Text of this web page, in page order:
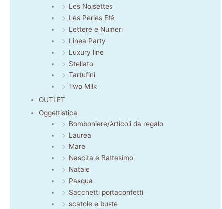
Les Noisettes
Les Perles Eté
Lettere e Numeri
Linea Party
Luxury line
Stellato
Tartufini
Two Milk
OUTLET
Oggettistica
Bomboniere/Articoli da regalo
Laurea
Mare
Nascita e Battesimo
Natale
Pasqua
Sacchetti portaconfetti
scatole e buste